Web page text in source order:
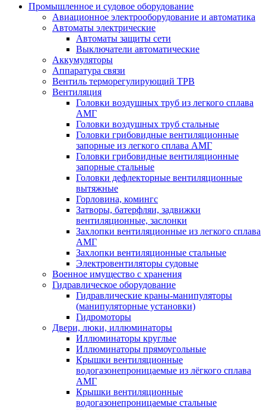
Промышленное и судовое оборудование
Авиационное электрооборудование и автоматика
Автоматы электрические
Автоматы защиты сети
Выключатели автоматические
Аккумуляторы
Аппаратура связи
Вентиль терморегулирующий ТРВ
Вентиляция
Головки воздушных труб из легкого сплава
АМГ
Головки воздушных труб стальные
Головки грибовидные вентиляционные
запорные из легкого сплава АМГ
Головки грибовидные вентиляционные
запорные стальные
Головки дефлекторные вентиляционные
вытяжные
Горловина, комингс
Затворы, батерфляи, задвижки
вентиляционные, заслонки
Захлопки вентиляционные из легкого сплава
АМГ
Захлопки вентиляционные стальные
Электровентиляторы судовые
Военное имущество с хранения
Гидравлическое оборудование
Гидравлические краны-манипуляторы
(манипуляторные установки)
Гидромоторы
Двери, люки, иллюминаторы
Иллюминаторы круглые
Иллюминаторы прямоугольные
Крышки вентиляционные
водогазонепроницаемые из лёгкого сплава
АМГ
Крышки вентиляционные
водогазонепроницаемые стальные